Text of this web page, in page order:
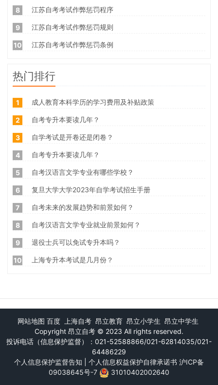
8 江苏自考考试作弊惩罚程序
9 江苏自考考试作弊惩罚规则
10 江苏自考考试作弊惩罚条例
热门排行
1 成人教育本科学历的学习费用及补贴政策
2 自考专升本要读几年？
3 自学考试是开卷还是闭卷？
4 自考专升本要读几年？
5 自考汉语言文学专业有哪些学校？
6 复旦大学大学2023年自学考试招生手册
7 自考未来的发展趋势和前景如何？
8 自考汉语言文学专业就业前景如何？
9 退役士兵可以免试专升本吗？
10 上海专升本考试是几月份？
网站地图 百度 上海自考 昂立教育 昂立小学生 昂立中学生
Copyright 昂立自考 © 2023 All rights reserved.
投诉电话（信息保护监督）：021-52588866/021-62814035/021-
64486229
个人信息保护监督告知
个人信息权益保护自律承诺书 沪ICP备
09038645号-7
31010402002640